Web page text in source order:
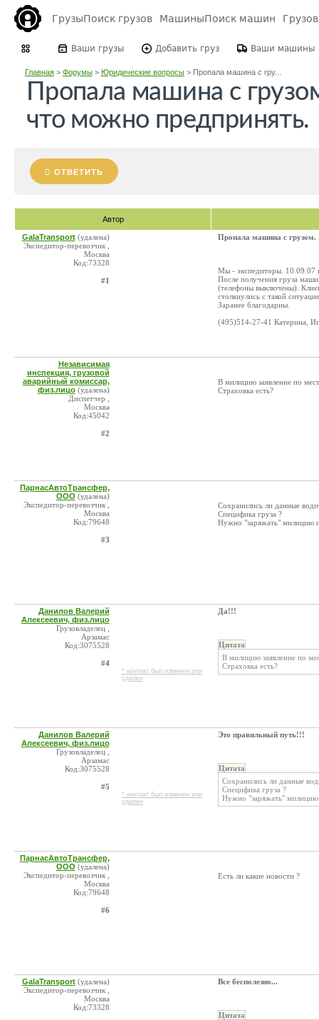
ГрузыПоиск грузов МашиныПоиск машин
Ваши грузы Добавить груз Ваши машины
Главная> Форумы> Юридические вопросы> Пропала машина с гру...
Пропала машина с
что можно предпринять.
ОТВЕТИТЬ
Автор
GalaTransport (удалена)
Экспедитор-перевозчик ,
Москва
Код:73328
#1
Пропала машина с грузом.
Мы - экспедиторы. 10.09.07
После получения груза
(телефоны выключены).
столкнулись с такой
Заранее благодарны.
(495)514-27-41 Катерина,
Независимая
инспекция, грузовой
аварийный комиссар,
физ.лицо (удалена)
Диспетчер ,
Москва
Код:45042
#2
В милицию заявление по
Страховка есть?
ПарнасАвтоТрансфер,
ООО (удалена)
Экспедитор-перевозчик ,
Москва
Код:79648
#3
Сохранились ли данные
Специфика груза ?
Нужно "заряжать" милицию
Данилов Валерий
Алексеевич, физ.лицо
Грузовладелец ,
Арзамас
Код:3075528
#4
* контакт был изменен или
удален
Да!!!
Цитата
В милицию заявление по
Страховка есть?
Данилов Валерий
Алексеевич, физ.лицо
Грузовладелец ,
Арзамас
Код:3075528
#5
* контакт был изменен или
удален
Это правильный путь!!!
Цитата
Сохранились ли данные
Специфика груза ?
Нужно "заряжать" милицию
ПарнасАвтоТрансфер,
ООО (удалена)
Экспедитор-перевозчик ,
Москва
Код:79648
#6
Есть ли какие новости ?
GalaTransport (удалена)
Экспедитор-перевозчик ,
Москва
Код:73328
Все бесполезно...
Цитата